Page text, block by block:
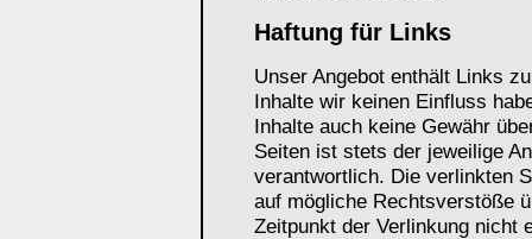
Haftung für Links
Unser Angebot enthält Links
Inhalte wir keinen Einfluss
Inhalte auch keine Gewähr
Seiten ist stets der jeweilige
verantwortlich. Die verlinkten
auf mögliche Rechtsverstöße
Zeitpunkt der Verlinkung nicht